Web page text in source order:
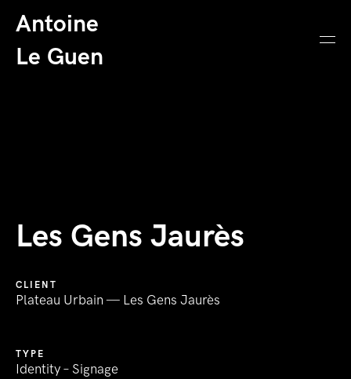
Antoine
Le Guen
Les Gens Jaurès
CLIENT
Plateau Urbain — Les Gens Jaurès
TYPE
Identity – Signage